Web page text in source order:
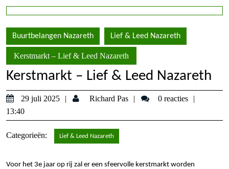
Buurtbelangen Nazareth Lief & Leed Nazareth
Kerstmarkt – Lief & Leed Nazareth
Kerstmarkt – Lief & Leed Nazareth
29 juli 2025
29
2025
Richard Pas
Richard0 reacties
13:40
Categorieën: Lief & Leed Nazareth
Voor het 3e jaar op rij zal er een sfeervolle kerstmarkt worden